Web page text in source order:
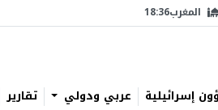
المغرب18:36
إسرائيلية عربي ودولي تقارير